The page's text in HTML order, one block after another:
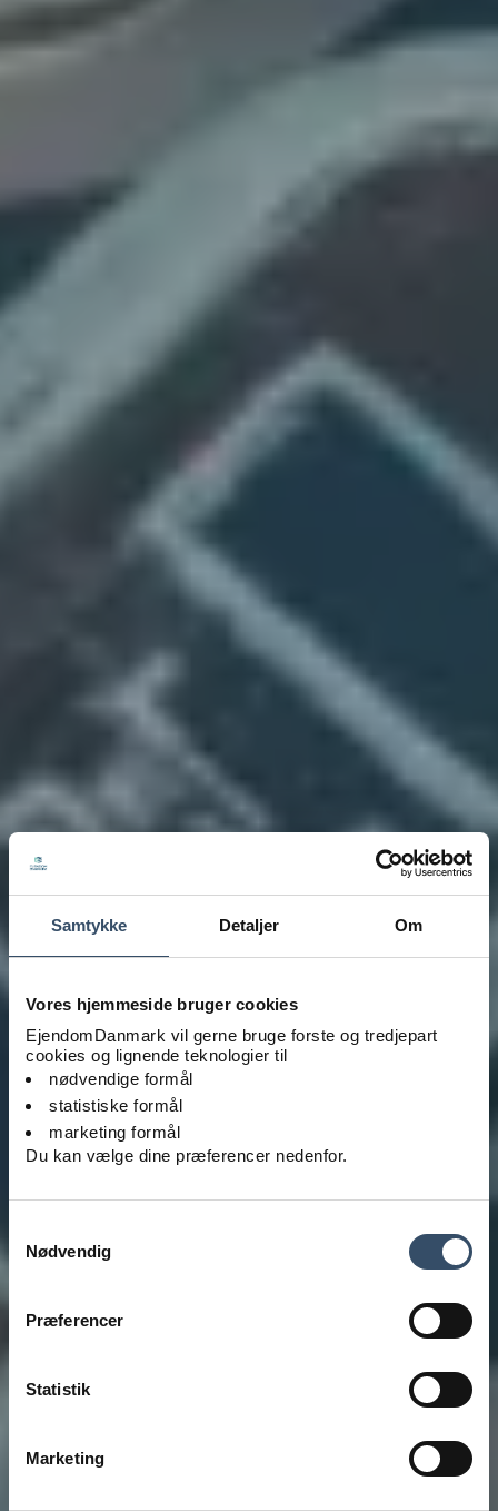
Samtykke Detaljer Om
Vores hjemmeside bruger cookies
EjendomDanmark vil gerne bruge forste og tredjepart
cookies og lignende teknologier til
nødvendige formål
statistiske formål
marketing formål
Du kan vælge dine præferencer nedenfor.
Nødvendig
Præferencer
Statistik
Marketing